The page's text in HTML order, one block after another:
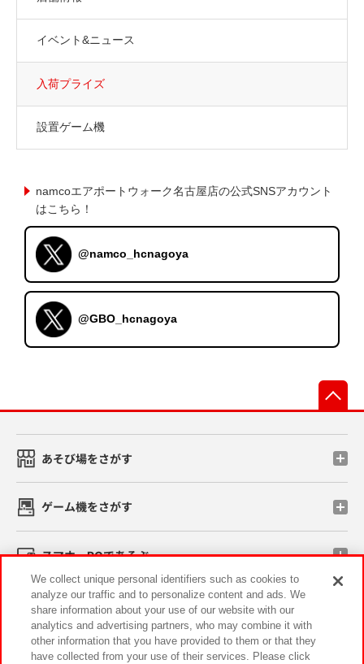
イベント&ニュース
入荷プライズ
設置ゲーム機
namcoエアポートウォーク名古屋店の公式SNSアカウント
はこちら！
@namco_hcnagoya
@GBO_hcnagoya
あそび場をさがす
ゲーム機をさがす
スマホ・PCであそぶ
イベント・キャンペーン
We collect unique personal identifiers such as cookies to
analyze our traffic and to personalize content and ads. We
share information about your use of our website with our
analytics and advertising partners, who may combine it with
other information that you have provided to them or that they
have collected from your use of their services. Please click